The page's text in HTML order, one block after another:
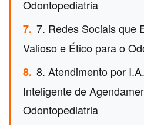
Odontopediatria
7. 7. Redes Sociais que
Valioso e Ético para o
8. 8. Atendimento por
Inteligente de
Odontopediatria